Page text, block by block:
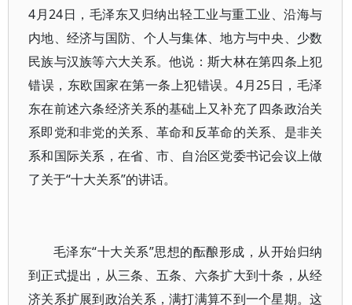
4月24日，毛泽东又归纳出轻工业与重工业、沿海与
内地、经济与国防、个人与集体、地方与中央、少数
民族与汉族等六大关系。他说：斯大林在第四条上犯
错误，东欧国家在第一条上犯错误。4月25日，毛泽
东在前述六条经济关系的基础上又补充了四条政治关
系即党和非党的关系、革命和反革命的关系、是非关
系和国际关系，在省、市、自治区党委书记会议上做
了关于“十大关系”的讲话。
毛泽东“十大关系”思想的酝酿形成，从开始归纳
到正式提出，从三条、五条、六条扩大到十条，从经
济关系扩展到政治关系，满打满算不到一个星期。这